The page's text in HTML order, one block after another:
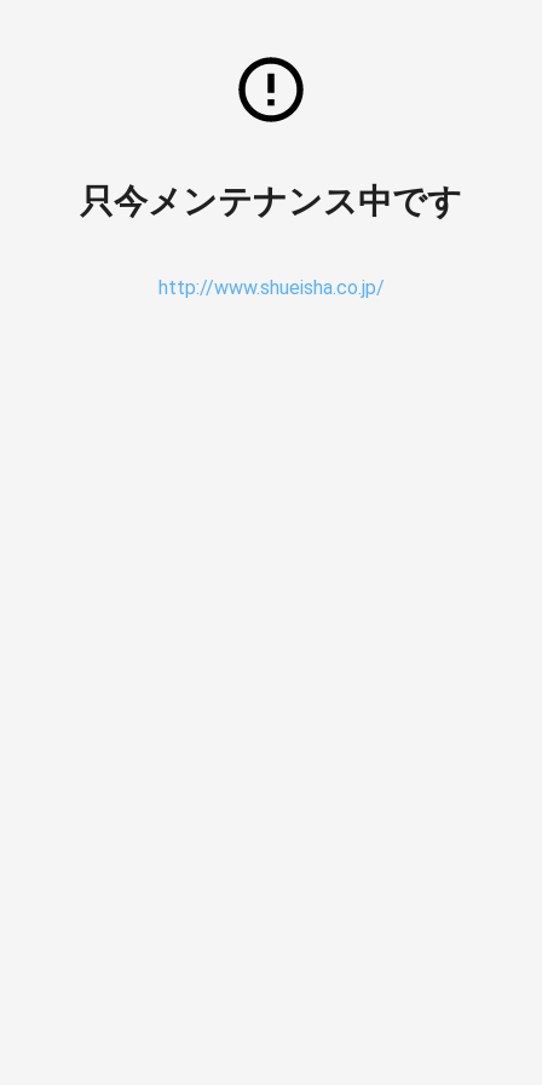
只今メンテナンス中です
http://www.shueisha.co.jp/